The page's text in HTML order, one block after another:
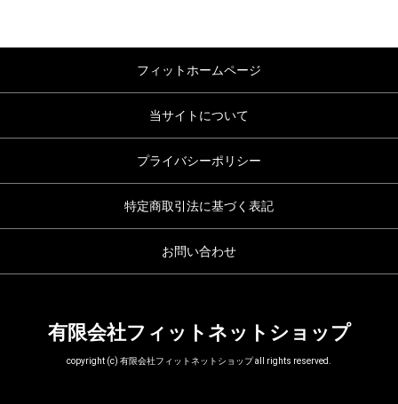
フィットホームページ
当サイトについて
プライバシーポリシー
特定商取引法に基づく表記
お問い合わせ
有限会社フィットネットショップ
copyright (c) 有限会社フィットネットショップ all rights reserved.